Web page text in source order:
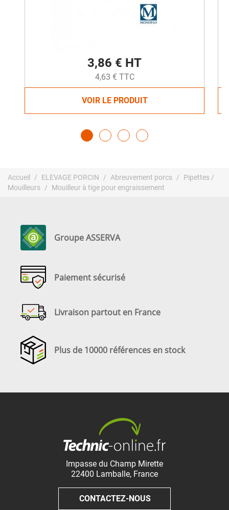
3,86 € HT
4,63 € TTC
VOIR LE PRODUIT
Accueil ELEVAGE PORCIN Abreuvement porcs
Pipettes /
Mouilleurs
Mouilleur à tige pour engraissement
Groupe ASSERVA
Paiement sécurisé
Livraison partout en France
Plus de 10000 références en stock
Impasse du Champ Mirette
22400 Lamballe, France
CONTACTEZ-NOUS